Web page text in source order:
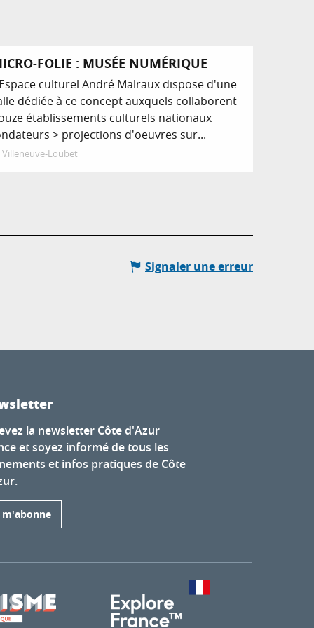
FOLIE : MUSÉE NUMÉRIQUE
culturel André Malraux dispose d'une
dédiée à ce concept auxquels collaborent
établissements culturels nationaux
> projections d'oeuvres sur...
Villeneuve-Loubet
Signaler une erreur
la newsletter Côte d'Azur
et soyez informé de tous les
et infos pratiques de Côte
m'abonne